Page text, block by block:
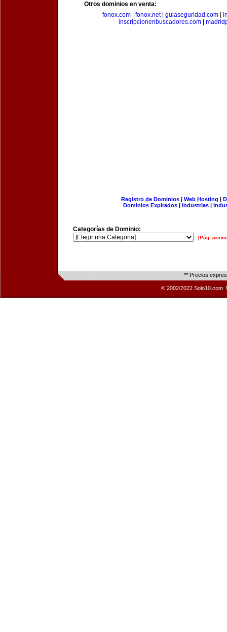
Otros dominios en venta:
fonox.com| fonox.net| guiaseguridad.com|
inscripcionenbuscadores.com|
Registro de Dominios| Web Hosting |
Dominios Expirados | Industrias |
Categorías de Dominio:
[Pág.
** Precios
© 2002/2022 Solo10.com